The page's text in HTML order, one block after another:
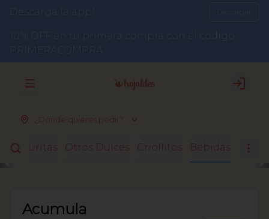
Descarga la app!
10% OFF en tu primera compra con el código
PRIMERACOMPRA
Abrir menu de navegación Login
¿Dónde quieres pedir?
Facturitas Otros Dulces Criollitos Bebidas
Acumula